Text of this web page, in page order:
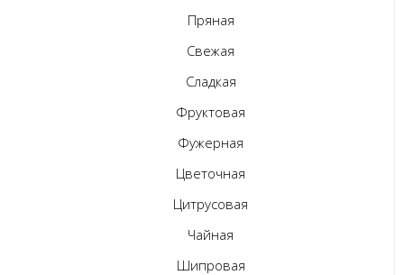
Пряная
Свежая
Сладкая
Фруктовая
Фужерная
Цветочная
Цитрусовая
Чайная
Шипровая